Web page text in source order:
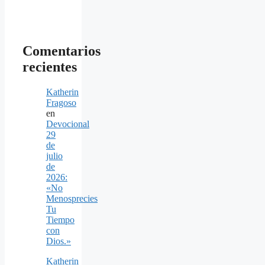
Comentarios
recientes
Katherin
Fragoso
en
Devocional
29
de
julio
de
2026:
«No
Menosprecies
Tu
Tiempo
con
Dios.»
Katherin